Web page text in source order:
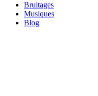
Bruitages
Musiques
Blog